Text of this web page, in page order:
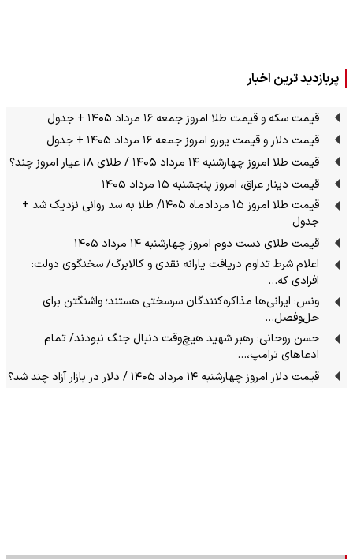
پربازدید ترین اخبار
قیمت سکه و قیمت طلا امروز جمعه ۱۶ مرداد ۱۴۰۵ + جدول
قیمت دلار و قیمت یورو امروز جمعه ۱۶ مرداد ۱۴۰۵ + جدول
قیمت طلا امروز چهارشنبه ۱۴ مرداد ۱۴۰۵ / طلای ۱۸ عیار امروز چند؟
قیمت دینار عراق، امروز پنجشنبه ۱۵ مرداد ۱۴۰۵
قیمت طلا امروز ۱۵ مردادماه ۱۴۰۵/ طلا به سد روانی نزدیک شد +
جدول
قیمت طلای دست دوم امروز چهارشنبه ۱۴ مرداد ۱۴۰۵
اعلام شرط تداوم دریافت یارانه نقدی و کالابرگ/ سخنگوی دولت:
افرادی که…
ونس: ایرانی‌ها مذاکره‌کنندگان سرسختی هستند؛ واشنگتن برای
حل‌وفصل…
حسن روحانی: رهبر شهید هیچ‌وقت دنبال جنگ نبودند/ تمام
ادعاهای ترامپ،…
قیمت دلار امروز چهارشنبه ۱۴ مرداد ۱۴۰۵ / دلار در بازار آزاد چند شد؟